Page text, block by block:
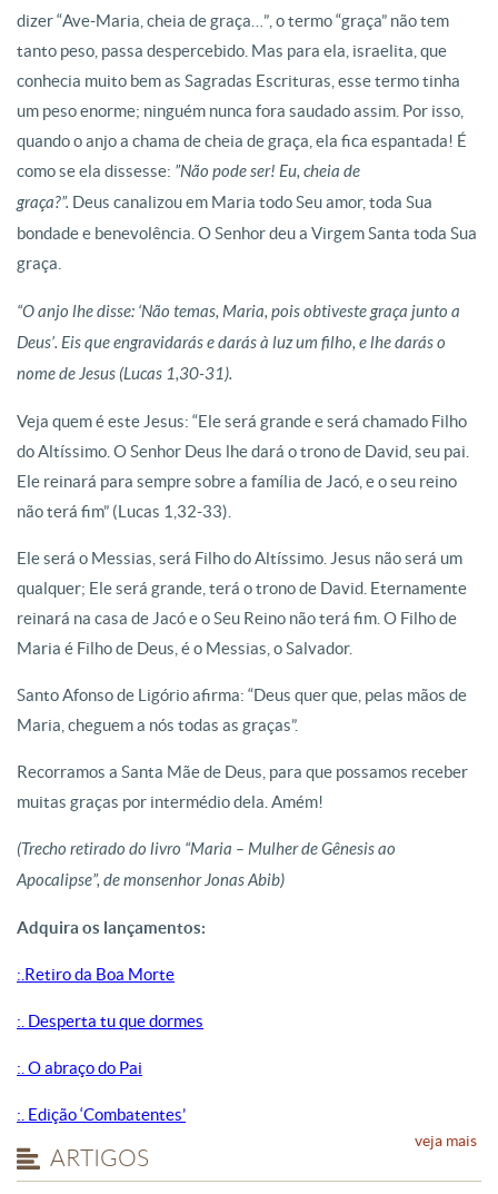
dizer “Ave-Maria, cheia de graça…”, o termo “graça” não tem
tanto peso, passa despercebido. Mas para ela, israelita, que
conhecia muito bem as Sagradas Escrituras, esse termo tinha
um peso enorme; ninguém nunca fora saudado assim. Por isso,
quando o anjo a chama de cheia de graça, ela fica espantada! É
como se ela dissesse: ”Não pode ser! Eu, cheia de
graça?”. Deus canalizou em Maria todo Seu amor, toda Sua
bondade e benevolência. O Senhor deu a Virgem Santa toda Sua
graça.
“O anjo lhe disse: ‘Não temas, Maria, pois obtiveste graça junto a
Deus’. Eis que engravidarás e darás à luz um filho, e lhe darás o
nome de Jesus (Lucas 1,30-31).
Veja quem é este Jesus: “Ele será grande e será chamado Filho
do Altíssimo. O Senhor Deus lhe dará o trono de David, seu pai.
Ele reinará para sempre sobre a família de Jacó, e o seu reino
não terá fim” (Lucas 1,32-33).
Ele será o Messias, será Filho do Altíssimo. Jesus não será um
qualquer; Ele será grande, terá o trono de David. Eternamente
reinará na casa de Jacó e o Seu Reino não terá fim. O Filho de
Maria é Filho de Deus, é o Messias, o Salvador.
Santo Afonso de Ligório afirma: “Deus quer que, pelas mãos de
Maria, cheguem a nós todas as graças”.
Recorramos a Santa Mãe de Deus, para que possamos receber
muitas graças por intermédio dela. Amém!
(Trecho retirado do livro “Maria – Mulher de Gênesis ao
Apocalipse”, de monsenhor Jonas Abib)
Adquira os lançamentos:
:.Retiro da Boa Morte
:. Desperta tu que dormes
:. O abraço do Pai
:. Edição ‘Combatentes’
ARTIGOS
veja mais